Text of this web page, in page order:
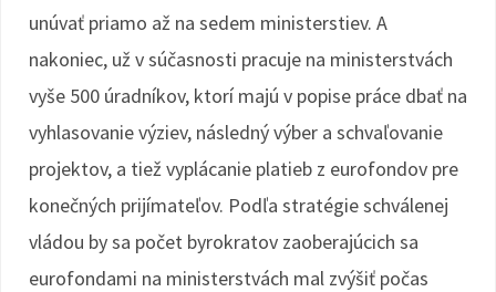
unúvať priamo až na sedem ministerstiev. A
nakoniec, už v súčasnosti pracuje na ministerstvách
vyše 500 úradníkov, ktorí majú v popise práce dbať na
vyhlasovanie výziev, následný výber a schvaľovanie
projektov, a tiež vyplácanie platieb z eurofondov pre
konečných prijímateľov. Podľa stratégie schválenej
vládou by sa počet byrokratov zaoberajúcich sa
eurofondami na ministerstvách mal zvýšiť počas